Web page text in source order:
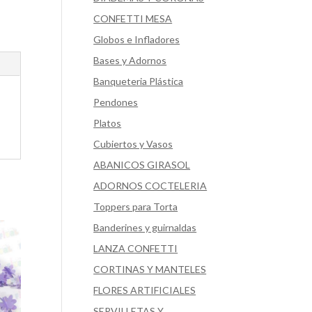
CONFETTI MESA
Globos e Infladores
Bases y Adornos
Banqueteria Plástica
Pendones
Platos
Cubiertos y Vasos
ABANICOS GIRASOL
ADORNOS COCTELERIA
Toppers para Torta
Banderines y guirnaldas
LANZA CONFETTI
CORTINAS Y MANTELES
FLORES ARTIFICIALES